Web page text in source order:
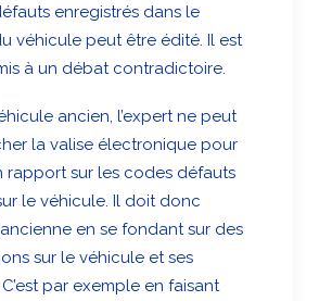
enregistrés dans le
véhicule peut être édité. Il est
à un débat contradictoire.
ancien, l’expert ne peut
la valise électronique pour
rapport sur les codes défauts
le véhicule. Il doit donc
en se fondant sur des
sur le véhicule et ses
par exemple en faisant